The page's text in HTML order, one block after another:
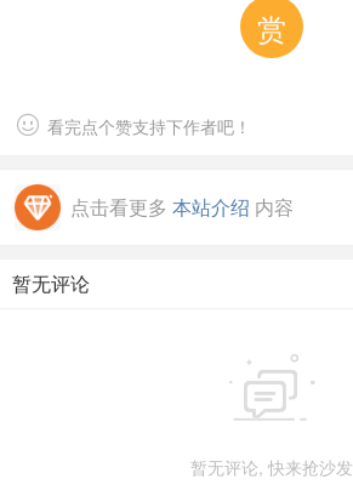
赏
 看完点个赞支持下作者吧！
点击看更多 本站介绍 内容
暂无评论

暂无评论, 快来抢沙发